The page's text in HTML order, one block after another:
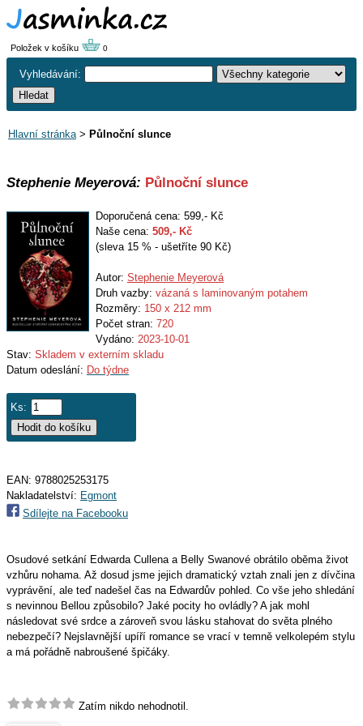
Položek v košíku 0
Vyhledávání:
Hlavní stránka> Půlnoční slunce
Stephenie Meyerová: Půlnoční slunce
Doporučená cena: 599,- Kč
Naše cena: 509,- Kč
(sleva 15 % - ušetříte 90 Kč)
Autor: Stephenie Meyerová
Druh vazby: vázaná s laminovaným potahem
Rozměry: 150 x 212 mm
Počet stran: 720
Vydáno: 2023-10-01
Stav: Skladem v externím skladu
Datum odeslání: Do týdne
Ks:
EAN: 9788025253175
Nakladatelství: Egmont
Sdílejte na Facebooku
Osudové setkání Edwarda Cullena a Belly Swanové obrátilo oběma život
vzhůru nohama. Až dosud jsme jejich dramatický vztah znali jen z dívčina
vyprávění, ale teď nadešel čas na Edwardův pohled. Co vše jeho shledání
s nevinnou Bellou způsobilo? Jaké pocity ho ovládly? A jak mohl
následovat své srdce a zároveň svou lásku stahovat do světa plného
nebezpečí? Nejslavnější upíří romance se vrací v temně velkolepém stylu
a má pořádně nabroušené špičáky.
Zatím nikdo nehodnotil.